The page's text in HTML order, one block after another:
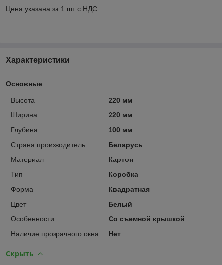
Цена указана за 1 шт с НДС.
Характеристики
Основные
Высота
220 мм
Ширина
220 мм
Глубина
100 мм
Страна производитель
Беларусь
Материал
Картон
Тип
Коробка
Форма
Квадратная
Цвет
Белый
Особенности
Со съемной крышкой
Наличие прозрачного окна
Нет
Скрыть